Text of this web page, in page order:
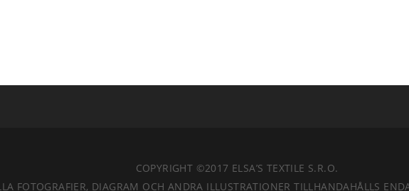
COPYRIGHT ©2017 ELSA’S TEXTILE S.R.O.
FOTOGRAFIER, DIAGRAM OCH ANDRA ILLUSTRATIONER TILLHANDAHÅLLS